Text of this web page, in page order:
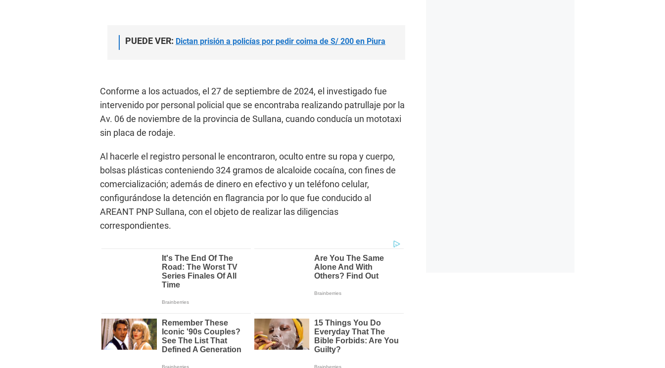
PUEDE VER: Dictan prisión a policías por pedir coima de S/ 200 en Piura
Conforme a los actuados, el 27 de septiembre de 2024, el investigado fue
intervenido por personal policial que se encontraba realizando patrullaje por la
Av. 06 de noviembre de la provincia de Sullana, cuando conducía un mototaxi
sin placa de rodaje.
Al hacerle el registro personal le encontraron, oculto entre su ropa y cuerpo,
bolsas plásticas conteniendo 324 gramos de alcaloide cocaína, con fines de
comercialización; además de dinero en efectivo y un teléfono celular,
configurándose la detención en flagrancia por lo que fue conducido al
AREANT PNP Sullana, con el objeto de realizar las diligencias
correspondientes.